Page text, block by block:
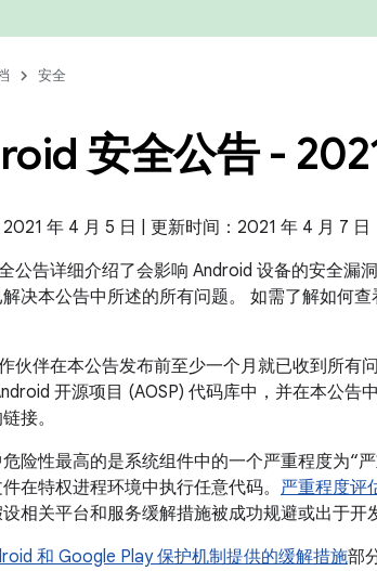
安全
安全公告 -
年 4 月 5 日 | 更新时间：2021 年 4 月 7 日
公告详细介绍了会影响 Android 设备的安全漏
决本公告中所述的所有问题。 如需了解如何
伙伴在本公告发布前至少一个月就已收到所有
开源项目 (AOSP) 代码库中，并在本公告
接。
险性最高的是系统组件中的一个严重程度为“
在特权进程环境中执行任意代码。 严重程度评
相关平台和服务缓解措施被成功规避或出于开
和 Google Play 保护机制提供的缓解措施部